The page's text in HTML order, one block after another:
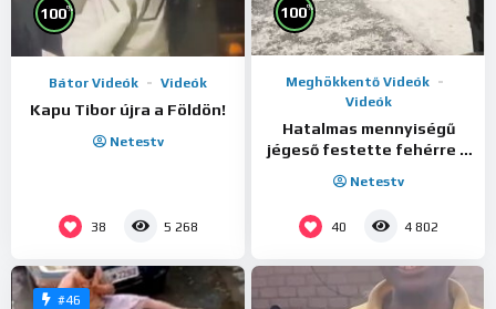
100%
Bátor Videók Videók
Kapu Tibor újra a Földön!
Netestv
38 5 268
100%
Meghökkentő Videók
Videók
Hatalmas mennyiségű
jégeső festette fehérre a
bevezetőjén!
Netestv
40 4 802
#46